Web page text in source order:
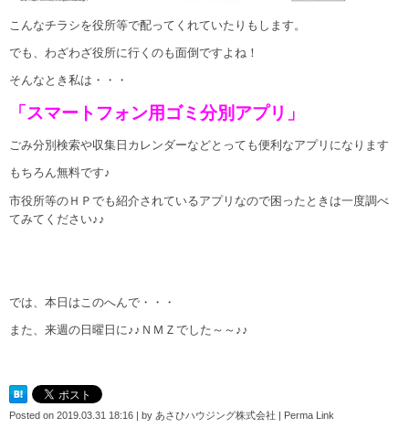
こんなチラシを役所等で配ってくれていたりもします。
でも、わざわざ役所に行くのも面倒ですよね！
そんなとき私は・・・
「スマートフォン用ゴミ分別アプリ」
ごみ分別検索や収集日カレンダーなどとっても便利なアプリになります
もちろん無料です♪
市役所等のＨＰでも紹介されているアプリなので困ったときは一度調べ
てみてください♪♪
では、本日はこのへんで・・・
また、来週の日曜日に♪♪ＮＭＺでした～～♪♪
Posted on 2019.03.31 18:16 by あさひハウジング株式会社 Perma Link